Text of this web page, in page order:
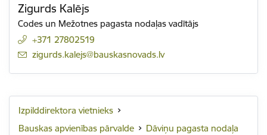
Zigurds Kalējs
Codes un Mežotnes pagasta nodaļas vadītājs
+371 27802519
E-pasts:
zigurds.kalejs@bauskasnovads.lv
Izpilddirektora vietnieks
Bauskas apvienības pārvalde
Dāviņu pagasta nodaļa